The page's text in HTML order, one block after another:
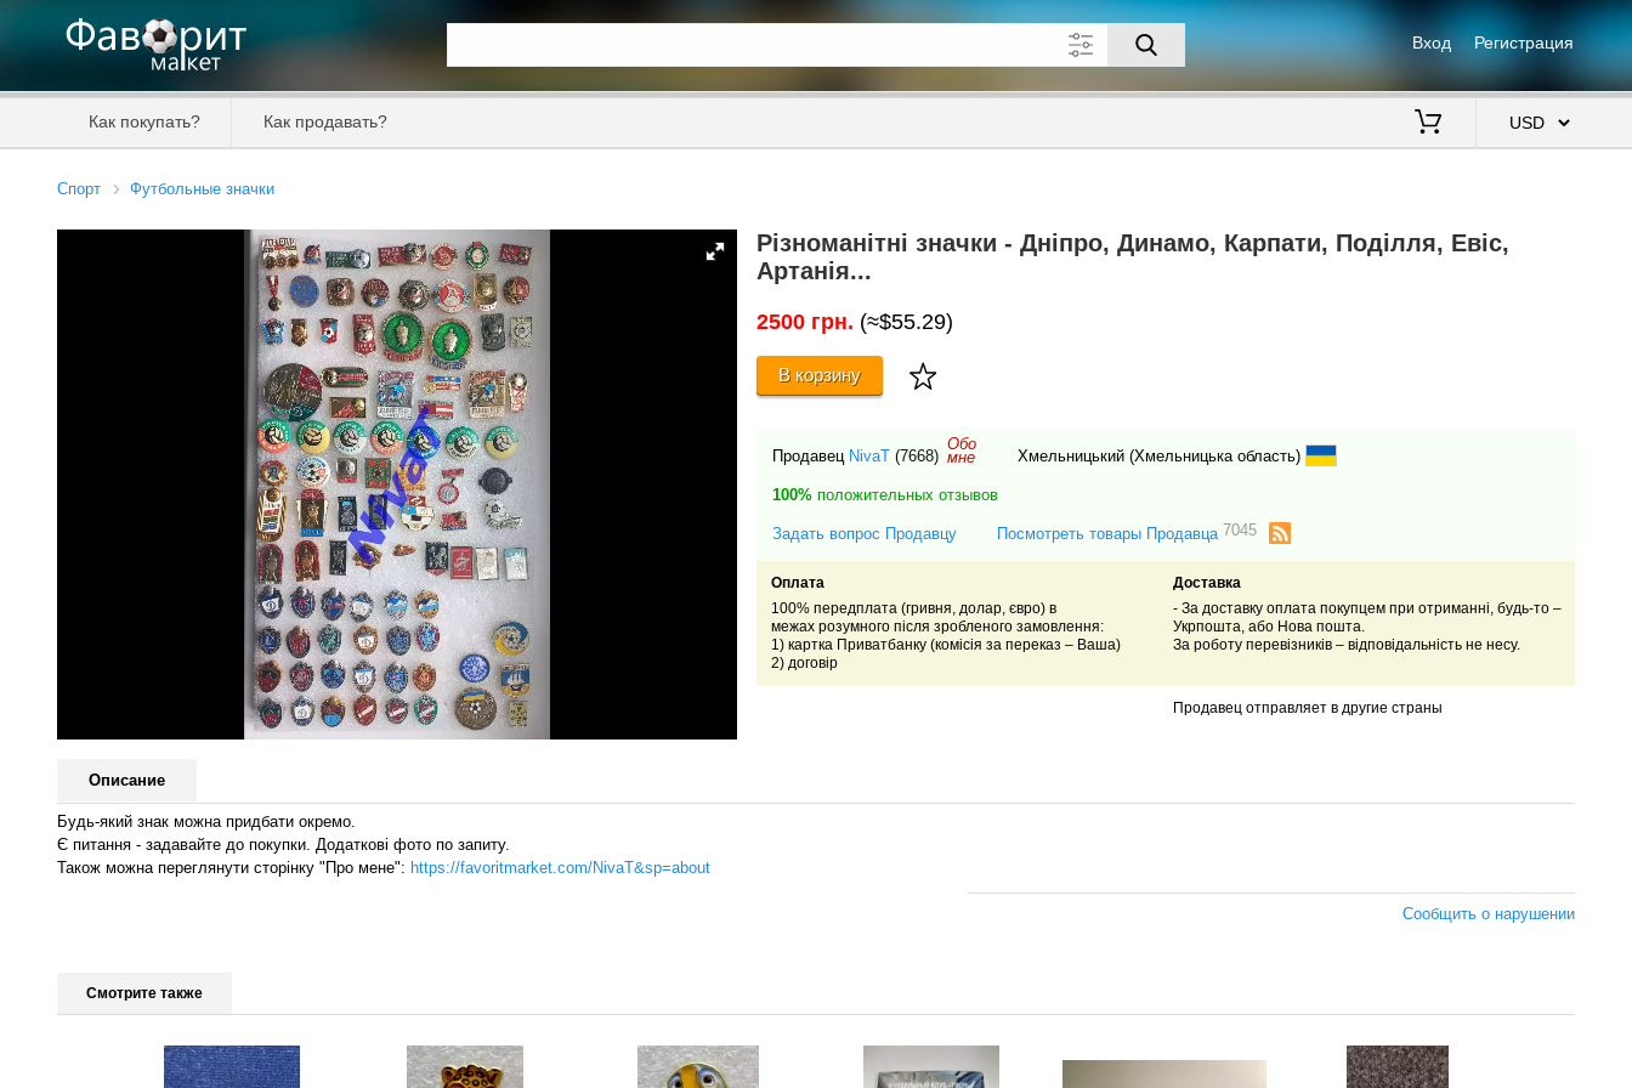
Вход Регистрация
Как покупать? Как продавать?
Спорт Футбольные значки
Різноманітні значки - Дніпро, Динамо, Карпати, Поділля, Евіс,
Артанія...
2500 грн. (≈$55.29)
В корзину
Продавец NivaT (7668)
Обо
мне Хмельницький (Хмельницька область)
100% положительных отзывов
Задать вопрос Продавцу Посмотреть товары Продавца 7045
Оплата
100% передплата (гривня, долар, євро) в
межах розумного після зробленого замовлення:
1) картка Приватбанку (комісія за переказ – Ваша)
2) договір
Доставка
- За доставку оплата покупцем при отриманні, будь-то –
Укрпошта, або Нова пошта.
За роботу перевізників – відповідальність не несу.
Продавец отправляет в другие страны
Описание
Будь-який знак можна придбати окремо.
Є питання - задавайте до покупки. Додаткові фото по запиту.
Також можна переглянути сторінку "Про мене": https://favoritmarket.com/NivaT&sp=about
Сообщить о нарушении
Смотрите также